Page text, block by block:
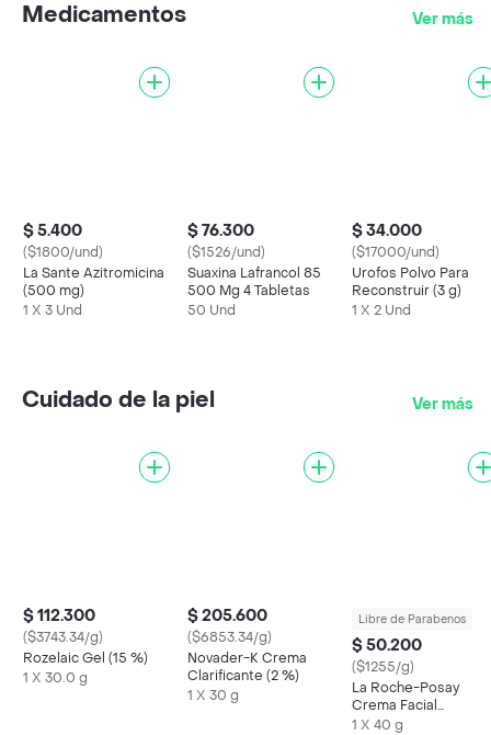
Medicamentos Ver más
$ 5.400
($1800/und)
La Sante Azitromicina
(500 mg)
1 X 3 Und
$ 76.300
($1526/und)
Suaxina Lafrancol 85
500 Mg 4 Tabletas
50 Und
$ 34.000
($17000/und)
Urofos Polvo Para
Reconstruir (3 g)
1 X 2 Und
Cuidado de la piel Ver más
$ 112.300
($3743.34/g)
Rozelaic Gel (15 %)
1 X 30.0 g
$ 205.600
($6853.34/g)
Novader-K Crema
Clarificante (2 %)
1 X 30 g
Libre de Parabenos
$ 50.200
($1255/g)
La Roche-Posay
Crema Facial
Cicaplast Baume B5
1 X 40 g